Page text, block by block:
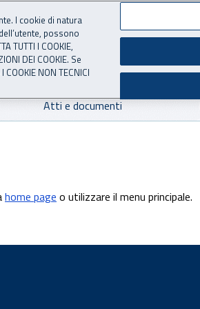
Atti e documenti
home page o utilizzare il menu principale.
I cookie di natura
possono
TUTTI I COOKIE,
DEI COOKIE. Se
NON TECNICI